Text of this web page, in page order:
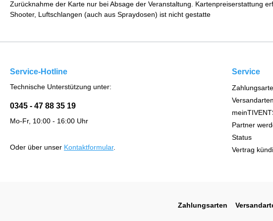
Zurücknahme der Karte nur bei Absage der Veranstaltung. Kartenpreiserstattung
Shooter, Luftschlangen (auch aus Spraydosen) ist nicht gestatte
Service-Hotline
Technische Unterstützung unter:
0345 - 47 88 35 19
Mo-Fr, 10:00 - 16:00 Uhr
Oder über unser Kontaktformular.
Service
Versandarten
Partner
Status
Vertrag
Zahlungsarten